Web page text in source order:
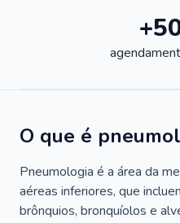
O que é
Pneumologia é a área da
aéreas inferiores, que
brônquios, bronquíolos e